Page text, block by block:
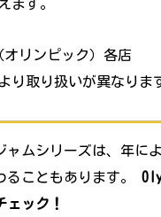
ます。
オリンピック）各店
り取り扱いが異なりま
ャムシリーズは、年に
ることもあります。
ェック！